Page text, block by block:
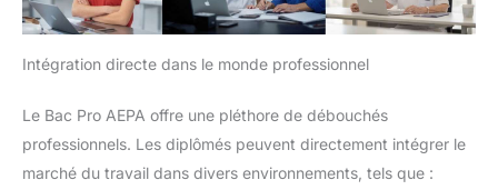
Intégration directe dans le monde professionnel
Le Bac Pro AEPA offre une pléthore de débouchés
professionnels. Les diplômés peuvent directement intégrer le
marché du travail dans divers environnements, tels que :